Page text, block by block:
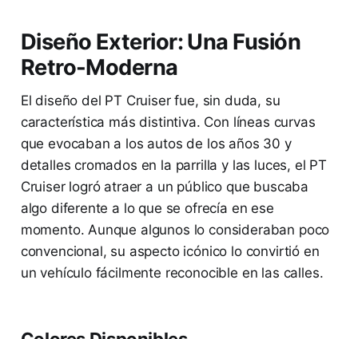
Diseño Exterior: Una Fusión
Retro-Moderna
El diseño del PT Cruiser fue, sin duda, su
característica más distintiva. Con líneas curvas
que evocaban a los autos de los años 30 y
detalles cromados en la parrilla y las luces, el PT
Cruiser logró atraer a un público que buscaba
algo diferente a lo que se ofrecía en ese
momento. Aunque algunos lo consideraban poco
convencional, su aspecto icónico lo convirtió en
un vehículo fácilmente reconocible en las calles.